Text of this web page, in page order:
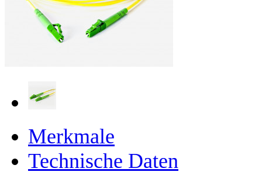
Merkmale
Technische Daten